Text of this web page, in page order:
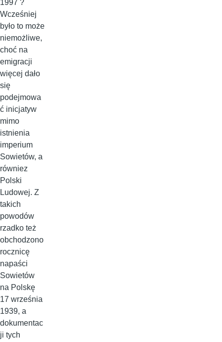
1997 ?
Wcześniej
było to może
niemożliwe,
choć na
emigracji
więcej dało
się
podejmowa
ć inicjatyw
mimo
istnienia
imperium
Sowietów, a
równiez
Polski
Ludowej. Z
takich
powodów
rzadko też
obchodzono
rocznicę
napaści
Sowietów
na Polskę
17 września
1939, a
dokumentac
ji tych